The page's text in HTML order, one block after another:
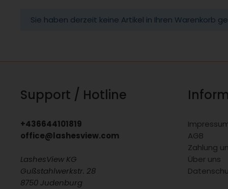
Sie haben derzeit keine Artikel in Ihren Warenkorb
Support / Hotline
+436644101819
office@lashesview.com
LashesView KG
Gußstahlwerkstr. 28
8750 Judenburg
AGB
Zahlung
Über uns